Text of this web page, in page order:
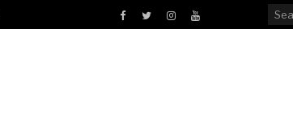
Facebook
TwitterInstagramYouTube